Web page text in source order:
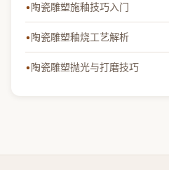
陶瓷雕塑施釉技巧入门
陶瓷雕塑釉烧工艺解析
陶瓷雕塑抛光与打磨技巧